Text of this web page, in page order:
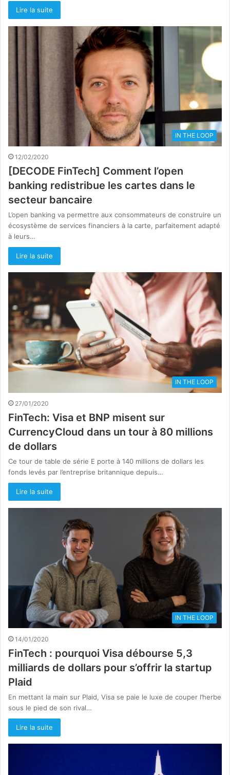
Lire la suite
IN THE LOOP
12/02/2020
[DECODE FinTech] Comment l’open
banking redistribue les cartes dans le
secteur bancaire
L’open banking va permettre aux consommateurs de construire un
écosystème de services financiers à la carte, parfaitement adapté
à leurs…
Lire la suite
IN THE LOOP
27/01/2020
FinTech: Visa et BNP misent sur
CurrencyCloud dans un tour à 80 millions
de dollars
Ce tour de table de série E porte à 140 millions de dollars les
fonds levés par l’entreprise britannique depuis…
Lire la suite
IN THE LOOP
14/01/2020
FinTech : pourquoi Visa débourse 5,3
milliards de dollars pour s’offrir la startup
Plaid
En mettant la main sur Plaid, Visa se paie le luxe de couper l’herbe
sous le pied de son rival…
Lire la suite